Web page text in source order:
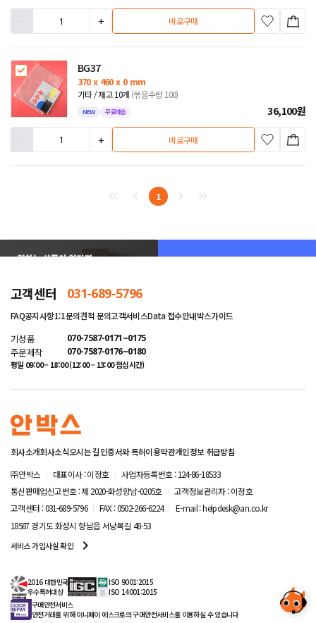
-
+ 바로구매
BG37
370 x 460 x 0 mm
기타 / 재고 10개 (묶음수량 100)
NEW 무료배송 36,100원
-
+ 바로구매
1
고객센터 031-689-5796
FAQ공지사항1:1문의견적 문의고객서비스Data 접수안내박스가이드
기성품 070-7587-0171~0175
주문제작 070-7587-0176~0180
평일 09:00 – 18:00 (12:00 – 13:00 점심시간)
회사소개회사소식오시는 길인증서와 특허이용약관개인정보 취급방침
㈜안박스
대표이사 : 이정호
사업자등록번호 : 124-86-18533
통신판매업신고번호 : 제 2020-화성향남-0205호
고객정보관리자 : 이정호
고객센터 : 031-689-5796
FAX : 0502-266-6224
E-mail : helpdesk@an.co.kr
18587 경기도 화성시 향남읍 서낭목길 48-53
서비스 가입사실 확인 navigate_next
2016 대한민국
우수특허대상
ISO 9001:2015
ISO 14001:2015
구매안전서비스
안전거래를 위해 이니페이 에스크로의 구매안전서비스를 이용하실 수 있습니다